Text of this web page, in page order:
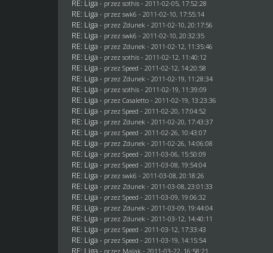
RE: Liga - przezsothis - 2011-02-05, 17:52:28
RE: Liga - przezswk6 - 2011-02-10, 17:55:14
RE: Liga - przez Zdunek - 2011-02-10, 20:17:56
RE: Liga - przezswk6 - 2011-02-10, 20:32:35
RE: Liga - przez Zdunek - 2011-02-12, 11:35:46
RE: Liga - przezsothis - 2011-02-12, 11:40:12
RE: Liga - przezSpeed - 2011-02-12, 14:20:58
RE: Liga - przez Zdunek - 2011-02-19, 11:28:34
RE: Liga - przezsothis - 2011-02-19, 11:39:09
RE: Liga - przezCasaletto - 2011-02-19, 13:23:36
RE: Liga - przezSpeed - 2011-02-20, 17:04:52
RE: Liga - przez Zdunek - 2011-02-20, 17:43:37
RE: Liga - przezSpeed - 2011-02-26, 10:43:07
RE: Liga - przez Zdunek - 2011-02-26, 14:06:08
RE: Liga - przezSpeed - 2011-03-06, 15:50:09
RE: Liga - przezSpeed - 2011-03-08, 19:54:04
RE: Liga - przezswk6 - 2011-03-08, 20:18:26
RE: Liga - przez Zdunek - 2011-03-08, 23:01:33
RE: Liga - przezSpeed - 2011-03-09, 19:06:32
RE: Liga - przez Zdunek - 2011-03-09, 19:44:04
RE: Liga - przez Zdunek - 2011-03-12, 14:40:11
RE: Liga - przezSpeed - 2011-03-12, 17:33:43
RE: Liga - przezSpeed - 2011-03-19, 14:15:54
RE: Liga - przez Malak - 2011-03-22, 16:58:21